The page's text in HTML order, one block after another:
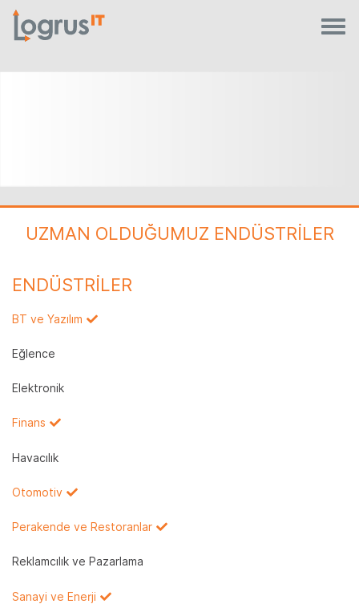
UZMAN OLDUĞUMUZ ENDÜSTRİLER
ENDÜSTRİLER
BT ve Yazılım
Eğlence
Elektronik
Finans
Havacılık
Otomotiv
Perakende ve Restoranlar
Reklamcılık ve Pazarlama
Sanayi ve Enerji